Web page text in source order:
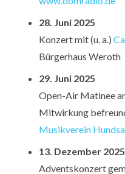
28. Juni 2025
Konzert mit (u. a.)
Bürgerhaus Weroth
29. Juni 2025
Open-Air Matinee
Mitwirkung
Musikverein
13. Dezember 2025
Adventskonzert